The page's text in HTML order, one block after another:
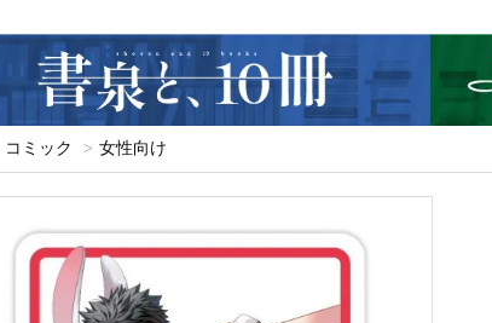
コミック > 女性向け